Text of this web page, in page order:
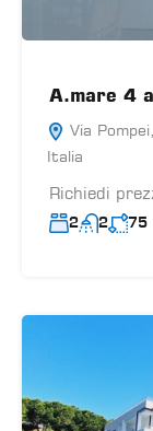
A.mare 4
Via
Italia
Richiedi
2 2 75